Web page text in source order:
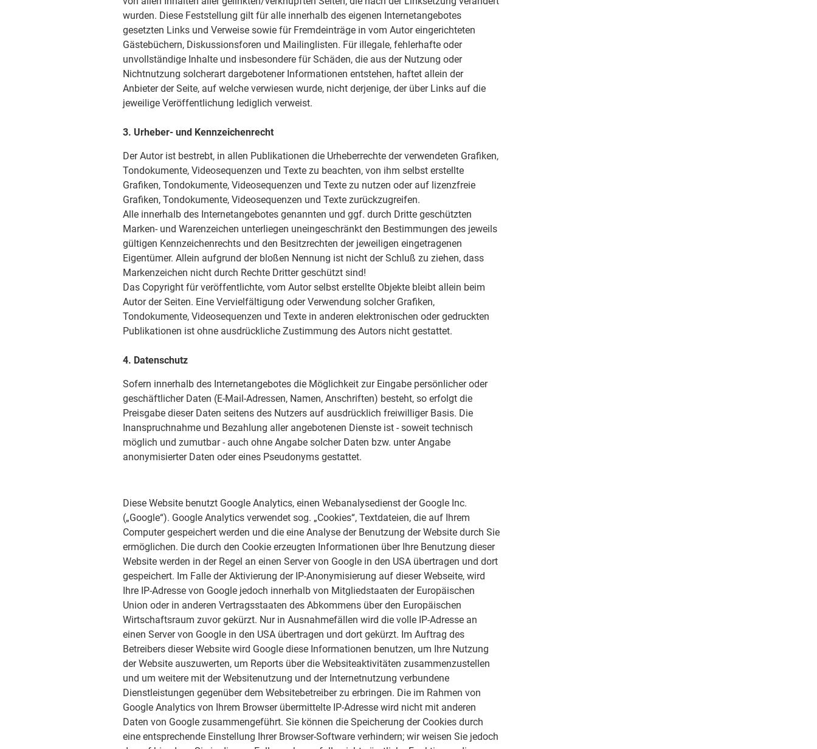
wurden. Diese Feststellung gilt für alle innerhalb des eigenen Internetangebotes
gesetzten Links und Verweise sowie für Fremdeinträge in vom Autor eingerichteten
Gästebüchern, Diskussionsforen und Mailinglisten. Für illegale, fehlerhafte oder
unvollständige Inhalte und insbesondere für Schäden, die aus der Nutzung oder
Nichtnutzung solcherart dargebotener Informationen entstehen, haftet allein der
Anbieter der Seite, auf welche verwiesen wurde, nicht derjenige, der über Links auf die
jeweilige Veröffentlichung lediglich verweist.
3. Urheber- und Kennzeichenrecht
Der Autor ist bestrebt, in allen Publikationen die Urheberrechte der verwendeten Grafiken,
Tondokumente, Videosequenzen und Texte zu beachten, von ihm selbst erstellte
Grafiken, Tondokumente, Videosequenzen und Texte zu nutzen oder auf lizenzfreie
Grafiken, Tondokumente, Videosequenzen und Texte zurückzugreifen.
Alle innerhalb des Internetangebotes genannten und ggf. durch Dritte geschützten
Marken- und Warenzeichen unterliegen uneingeschränkt den Bestimmungen des jeweils
gültigen Kennzeichenrechts und den Besitzrechten der jeweiligen eingetragenen
Eigentümer. Allein aufgrund der bloßen Nennung ist nicht der Schluß zu ziehen, dass
Markenzeichen nicht durch Rechte Dritter geschützt sind!
Das Copyright für veröffentlichte, vom Autor selbst erstellte Objekte bleibt allein beim
Autor der Seiten. Eine Vervielfältigung oder Verwendung solcher Grafiken,
Tondokumente, Videosequenzen und Texte in anderen elektronischen oder gedruckten
Publikationen ist ohne ausdrückliche Zustimmung des Autors nicht gestattet.
4. Datenschutz
Sofern innerhalb des Internetangebotes die Möglichkeit zur Eingabe persönlicher oder
geschäftlicher Daten (E-Mail-Adressen, Namen, Anschriften) besteht, so erfolgt die
Preisgabe dieser Daten seitens des Nutzers auf ausdrücklich freiwilliger Basis. Die
Inanspruchnahme und Bezahlung aller angebotenen Dienste ist - soweit technisch
möglich und zumutbar - auch ohne Angabe solcher Daten bzw. unter Angabe
anonymisierter Daten oder eines Pseudonyms gestattet.
Diese Website benutzt Google Analytics, einen Webanalysedienst der Google Inc.
(„Google“). Google Analytics verwendet sog. „Cookies“, Textdateien, die auf Ihrem
Computer gespeichert werden und die eine Analyse der Benutzung der Website durch Sie
ermöglichen. Die durch den Cookie erzeugten Informationen über Ihre Benutzung dieser
Website werden in der Regel an einen Server von Google in den USA übertragen und dort
gespeichert. Im Falle der Aktivierung der IP-Anonymisierung auf dieser Webseite, wird
Ihre IP-Adresse von Google jedoch innerhalb von Mitgliedstaaten der Europäischen
Union oder in anderen Vertragsstaaten des Abkommens über den Europäischen
Wirtschaftsraum zuvor gekürzt. Nur in Ausnahmefällen wird die volle IP-Adresse an
einen Server von Google in den USA übertragen und dort gekürzt. Im Auftrag des
Betreibers dieser Website wird Google diese Informationen benutzen, um Ihre Nutzung
der Website auszuwerten, um Reports über die Websiteaktivitäten zusammenzustellen
und um weitere mit der Websitenutzung und der Internetnutzung verbundene
Dienstleistungen gegenüber dem Websitebetreiber zu erbringen. Die im Rahmen von
Google Analytics von Ihrem Browser übermittelte IP-Adresse wird nicht mit anderen
Daten von Google zusammengeführt. Sie können die Speicherung der Cookies durch
eine entsprechende Einstellung Ihrer Browser-Software verhindern; wir weisen Sie jedoch